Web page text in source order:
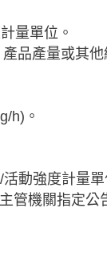
量單位。
品產量或其
h)。
動強度計量單
管機關指定